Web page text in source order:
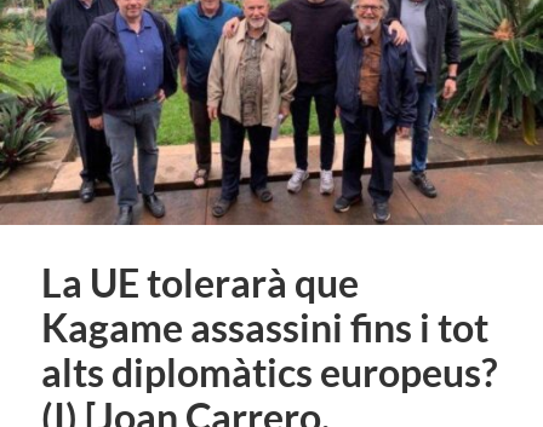
La UE tolerarà que
Kagame assassini fins i tot
alts diplomàtics europeus?
(I) [Joan Carrero,